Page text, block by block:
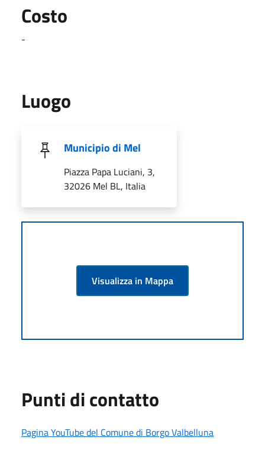
Costo
-
Luogo
Municipio di Mel
Piazza Papa Luciani, 3,
32026 Mel BL, Italia
Visualizza in Mappa
Punti di contatto
Pagina YouTube del Comune di Borgo Valbelluna